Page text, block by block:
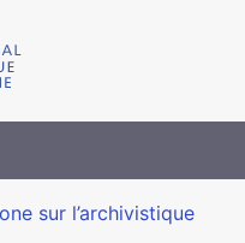
sur l’archivistique